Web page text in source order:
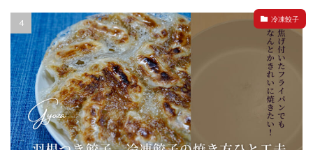
冷凍餃子